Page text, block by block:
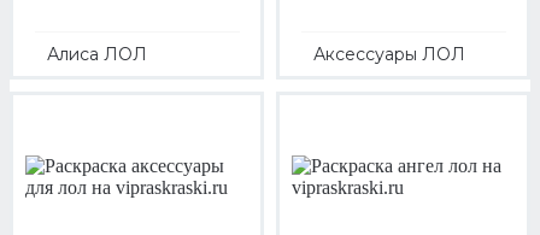
Алиса ЛОЛ Аксессуары ЛОЛ